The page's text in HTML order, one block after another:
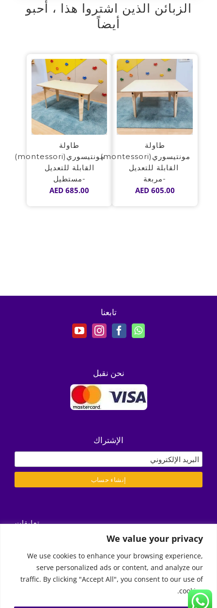
We value your privacy
We use cookies to enhance your browsing experience,
serve personalized ads or content, and analyze our
traffic. By clicking "Accept All", you consent to our use of
cookies.
الزبائن الذين اشتروا هذا ، أحبو
أيضاً
طاولة
مونتيسوري(montessori)
القابلة للتعديل
-مربعة
AED605.00
طاولة
مونتيسوري(montessori)
القابلة للتعديل
-مستطيل
AED 685.00
تابعنا
نحن نقبل
الإشتراك
تعليقات
Call Us